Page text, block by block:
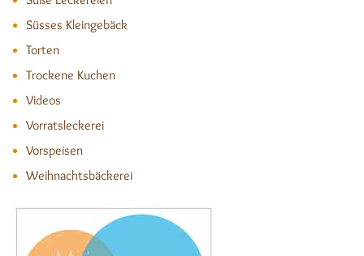
Süsses Kleingebäck
Torten
Trockene Kuchen
Videos
Vorratsleckerei
Vorspeisen
Weihnachtsbäckerei